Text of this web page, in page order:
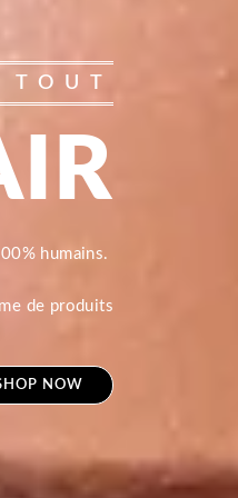
humains.
de produits
NOW